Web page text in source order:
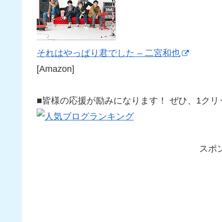
それはやっぱり君でした – 二宮和也
[Amazon]
■皆様の応援が励みになります！ ぜひ、1ク
スポ